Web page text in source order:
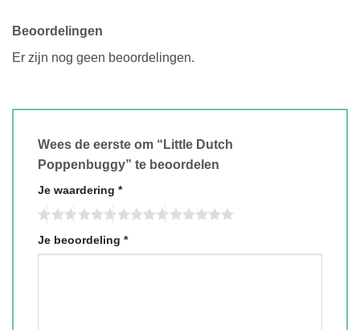
Beoordelingen
Er zijn nog geen beoordelingen.
Wees de eerste om “Little Dutch
Poppenbuggy” te beoordelen
Je waardering *
Je beoordeling *